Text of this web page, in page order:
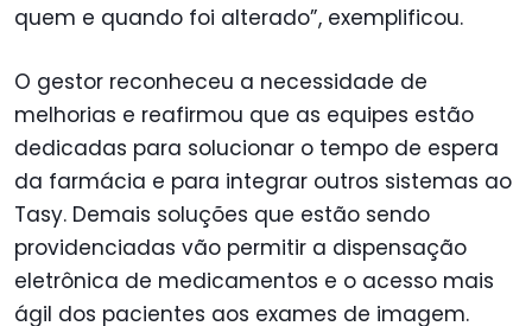
quem e quando foi alterado”, exemplificou.
O gestor reconheceu a necessidade de
melhorias e reafirmou que as equipes estão
dedicadas para solucionar o tempo de espera
da farmácia e para integrar outros sistemas ao
Tasy. Demais soluções que estão sendo
providenciadas vão permitir a dispensação
eletrônica de medicamentos e o acesso mais
ágil dos pacientes aos exames de imagem.